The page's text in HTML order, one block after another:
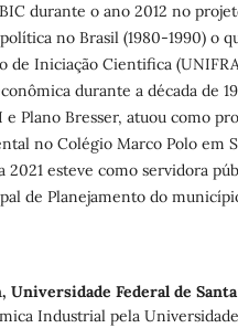
durante o ano 2012 no
no Brasil (1980-1990) o
de Iniciação Cientifica
durante a década de
e Plano Bresser, atuou como
no Colégio Marco Polo em
2021 esteve como servidora
de Planejamento do
Universidade Federal de
Industrial pela